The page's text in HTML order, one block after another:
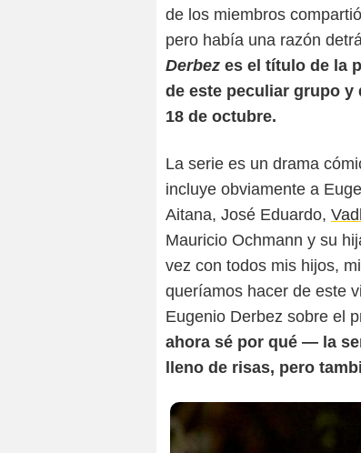
de los miembros
pero había una razón
Derbez es el título de la
de este peculiar grupo y
18 de octubre.
La serie es un drama
incluye obviamente a
Aitana, José Eduardo,
Mauricio Ochmann y su
vez con todos mis hijos,
queríamos hacer de este
Eugenio Derbez sobre el
ahora sé por qué — la
lleno de risas, pero